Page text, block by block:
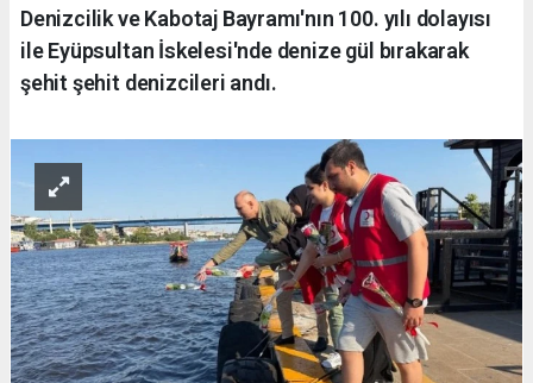
Denizcilik ve Kabotaj Bayramı'nın 100. yılı dolayısı
ile Eyüpsultan İskelesi'nde denize gül bırakarak
şehit şehit denizcileri andı.